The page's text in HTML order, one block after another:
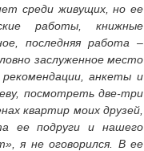
среди живущих, но ее
работы, книжные
последняя работа –
заслуженное место
анкеты и
посмотреть две-три
квартир моих друзей,
ее подруги и нашего
я не оговорился. В ее